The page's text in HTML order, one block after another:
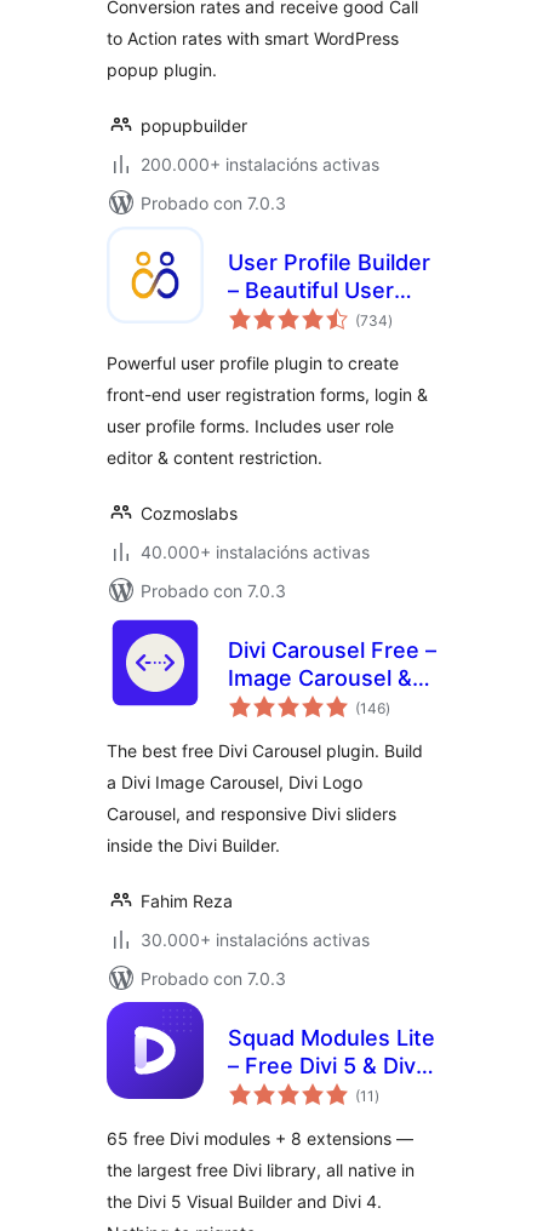
Conversion rates and receive good Call
to Action rates with smart WordPress
popup plugin.
popupbuilder
200.000+ instalacións activas
Probado con 7.0.3
User Profile Builder
– Beautiful User
Registration Forms,
User Role Editor
(734valoracións
totais
)
Powerful user profile plugin to create
front-end user registration forms, login &
user profile forms. Includes user role
editor & content restriction.
Cozmoslabs
40.000+ instalacións activas
Probado con 7.0.3
Divi Carousel Free –
Image Carousel &
Logo Carousel for
(146valoracións
totais
)
The best free Divi Carousel plugin. Build
a Divi Image Carousel, Divi Logo
Carousel, and responsive Divi sliders
inside the Divi Builder.
Fahim Reza
30.000+ instalacións activas
Probado con 7.0.3
Squad Modules Lite
– Free Divi 5 & Divi
4 Modules for Divi
(11 valoracións
totais
)
65 free Divi modules + 8 extensions —
the largest free Divi library, all native in
the Divi 5 Visual Builder and Divi 4.